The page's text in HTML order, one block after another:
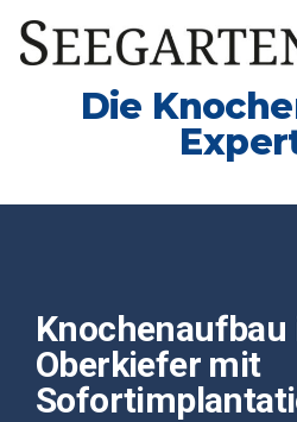
Die
Knochenaufbau
Oberkiefer mit